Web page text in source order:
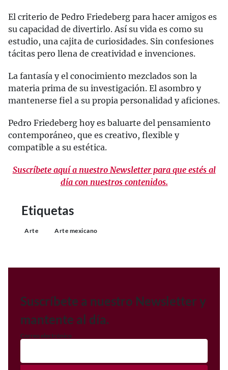
El criterio de Pedro Friedeberg para hacer amigos es
su capacidad de divertirlo. Así su vida es como su
estudio, una cajita de curiosidades. Sin confesiones
tácitas pero llena de creatividad e invenciones.
La fantasía y el conocimiento mezclados son la
materia prima de su investigación. El asombro y
mantenerse fiel a su propia personalidad y aficiones.
Pedro Friedeberg hoy es baluarte del pensamiento
contemporáneo, que es creativo, flexible y
compatible a su estética.
Suscríbete aquí a nuestro Newsletter para que estés al
día con nuestros contenidos.
Etiquetas
Arte Arte mexicano
Suscríbete a nuestro Newsletter y
mantente al día.
Correo electrónico